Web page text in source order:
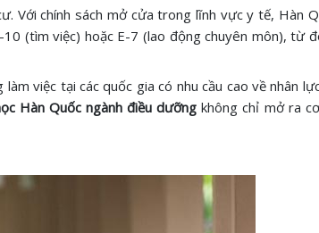
Với chính sách mở cửa trong lĩnh vực y tế, Hàn
(tìm việc) hoặc E-7 (lao động chuyên môn), từ
việc tại các quốc gia có nhu cầu cao về nhân
Hàn Quốc ngành điều dưỡngkhông chỉ mở ra